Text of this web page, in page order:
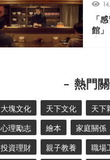
「
館」
熱門
大塊文化 天下文化 天下
心理勵志 繪本 家庭關係
投資理財 親子教養 職場